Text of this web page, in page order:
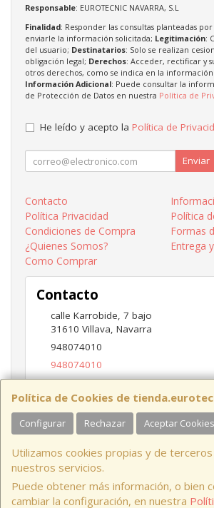
Política de Cookies de
Configurar Rechazar Aceptar Cookies
Utilizamos cookies propias y de
nuestros servicios.
Puede obtener más información, o bien
cambiar la configuración, en nuestra
Responsable: EUROTECNIC NAVARRA, S.L
Finalidad: Responder las consultas planteadas
enviarle la información solicitada; Legitimación:
del usuario; Destinatarios: Solo se realizan
obligación legal; Derechos: Acceder, rectificar y
otros derechos, como se indica en la
Información Adicional: Puede consultar la
de Protección de Datos en nuestra Política de
He leído y acepto la Política de
Enviar
Contacto
Política Privacidad
Política
Condiciones de Compra
Formas
¿Quienes Somos?
Entrega
Como Comprar
Contacto
calle Karrobide, 7 bajo
31610 Villava, Navarra
948074010
948074010
ventas@eurotecnic.com
Horario
9 a 13:30Hs y 16:30 a 19Hs
, , , , España. - C.I.F.: B31837677